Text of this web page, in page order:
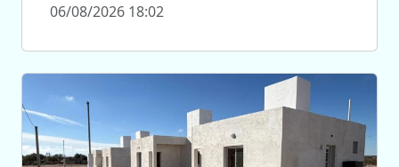
06/08/2026 18:02